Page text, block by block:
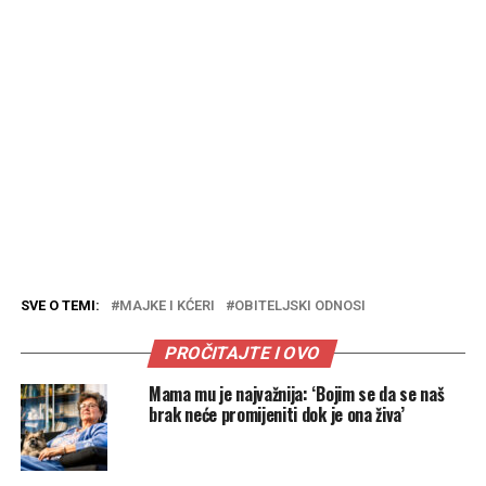
SVE O TEMI: MAJKE I KĆERI OBITELJSKI ODNOSI
PROČITAJTE I OVO
Mama mu je najvažnija: ‘Bojim se da se naš
brak neće promijeniti dok je ona živa’